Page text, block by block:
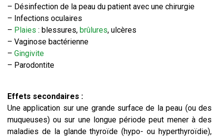
– Désinfection de la peau du patient avec une chirurgie
– Infections oculaires
– Plaies : blessures, brûlures, ulcères
– Vaginose bactérienne
– Gingivite
– Parodontite
Effets secondaires :
Une application sur une grande surface de la peau (ou des
muqueuses) ou sur une longue période peut mener à des
maladies de la glande thyroïde (hypo- ou hyperthyroïdie),